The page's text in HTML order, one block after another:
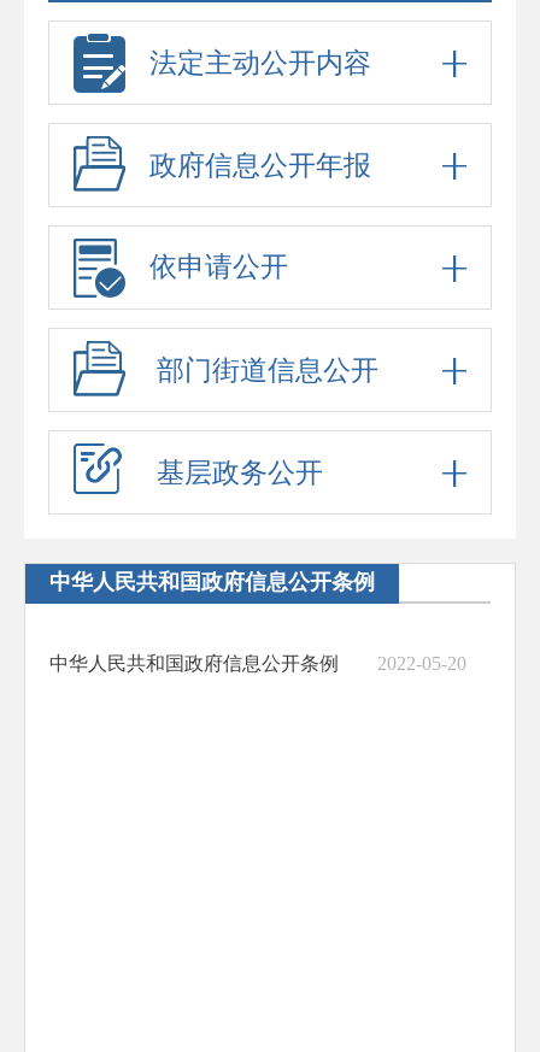
法定主动公开内容
政府信息公开年报
依申请公开
部门街道信息公开
基层政务公开
中华人民共和国政府信息公开条例
中华人民共和国政府信息公开条例 2022-05-20